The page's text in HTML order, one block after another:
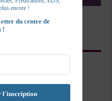
encore !
du centre de
!
l'inscription